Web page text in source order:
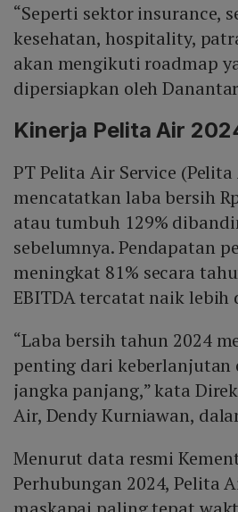
“Seperti sektor insurance,
kesehatan, hospitality,
akan mengikuti roadmap
dipersiapkan oleh
Kinerja Pelita Air
PT Pelita Air Service
mencatatkan laba bersih
atau tumbuh 129%
sebelumnya. Pendapatan
meningkat 81% secara
EBITDA tercatat naik lebih
“Laba bersih tahun 2024
penting dari keberlanjutan
jangka panjang,” kata
Air, Dendy Kurniawan,
Menurut data resmi
Perhubungan 2024, Pelita